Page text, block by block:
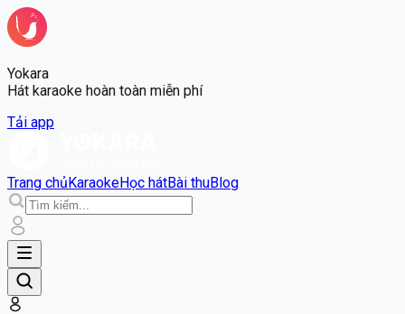
Yokara
Hát karaoke hoàn toàn miễn phí
Tải app
Trang chủKaraokeHọc hátBài thuBlog